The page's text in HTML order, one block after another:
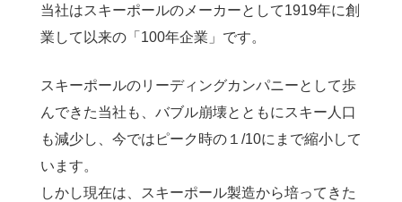
当社はスキーポールのメーカーとして1919年に創
業して以来の「100年企業」です。
スキーポールのリーディングカンパニーとして歩
んできた当社も、バブル崩壊とともにスキー人口
も減少し、今ではピーク時の１/10にまで縮小して
います。
しかし現在は、スキーポール製造から培ってきた